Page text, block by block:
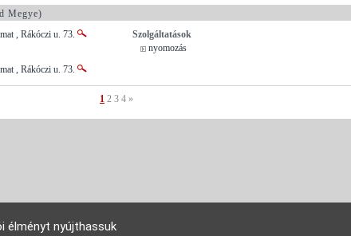
Megye)
, Rákóczi u. 73.
, Rákóczi u. 73.
Szolgáltatások
nyomozás
1 2 3 4 »
élményt nyújthassuk